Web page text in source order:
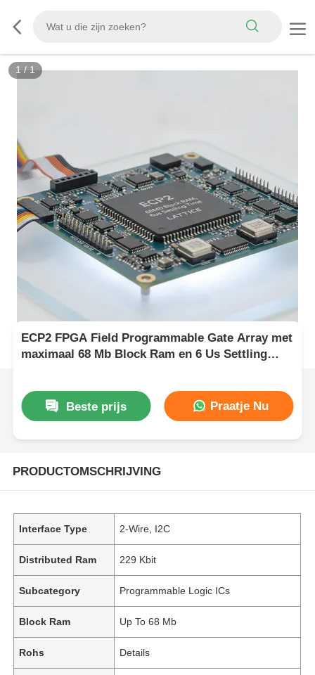
1 / 1
ECP2 FPGA Field Programmable Gate Array met
maximaal 68 Mb Block Ram en 6 Us Settling
Beste prijs Praatje Nu
PRODUCTOMSCHRIJVING
Interface Type 2-Wire, I2C
Distributed Ram 229 Kbit
Subcategory Programmable Logic ICs
Block Ram Up To 68 Mb
Rohs Details